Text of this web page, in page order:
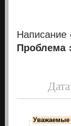
Написание
Проблема
Уважаемые